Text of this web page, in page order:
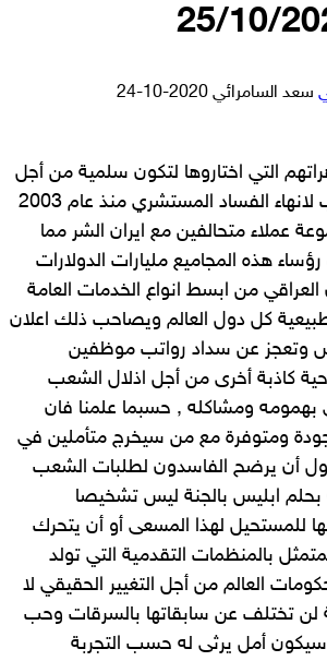
سعد السامرائي أرسل
2020-10-24
التي اختاروها لتكون سلمية من أجل
عمل التغيير المطلوب لانهاء الفساد المستشري منذ عام 2003
عملاء متحالفين مع ايران الشر مما
هذه المجاميع مليارات الدولارات
العراقي من ابسط انواع الخدمات العامة
كل دول العالم ويصاحب ذلك اعلان
وتعجز عن سداد رواتب موظفين
كاذبة أخرى من أجل اذلال الشعب
بهمومه ومشاكله , حسبما علمنا فان
ومتوفرة مع من سيخرج متأملين في
أن يرضح الفاسدون لطلبات الشعب
بحلم ابليس بالجنة ليس تشخيصا
للمستحيل لهذا المسعى أو أن يتحرك
بالمنظمات التقدمية التي تولد
العالم من أجل التغيير الحقيقي لا
لن تختلف عن سابقاتها بالسرقات وحب
سيكون أمل يرثى له حسب التجربة